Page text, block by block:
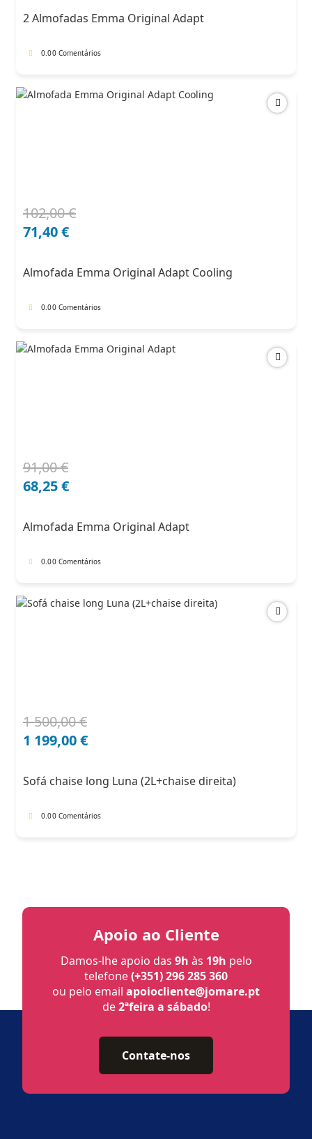
182,00 €.
127,40 €.
2 Almofadas Emma Original Adapt
0.00 Comentários
102,00€
O
preço
102,00 €.
71,40€
O
preço
71,40 €.
Almofada Emma Original Adapt Cooling
0.00 Comentários
91,00€
O
preço
91,00 €.
68,25€
O
preço
68,25 €.
Almofada Emma Original Adapt
0.00 Comentários
1 500,00€
O
preço
1
1 199,00€
O
preço
1
Sofá chaise long Luna (2L+chaise direita)
0.00 Comentários
Apoio ao Cliente
Damos-lhe apoio das 9h às 19h pelo
telefone(+351) 296 285 360
ou pelo email apoiocliente@jomare.pt
de2ªfeira a sábado!
Contate-nos